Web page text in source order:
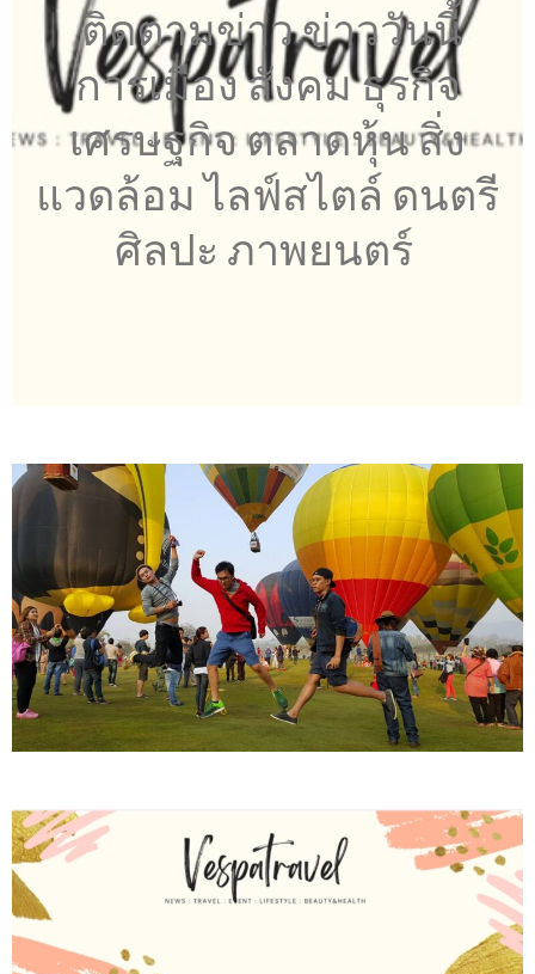
ติดตามข่าว ข่าววันนี้
การเมือง สังคม ธุรกิจ
เศรษฐกิจ ตลาดหุ้น สิ่ง
แวดล้อม ไลฟ์สไตล์ ดนตรี
ศิลปะ ภาพยนตร์